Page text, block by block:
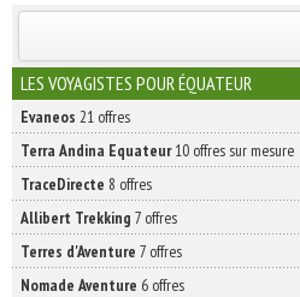
INSCRIVEZ-VOUS | ABONNEZ-VOUS
LES VOYAGISTES POUR ÉQUATEUR
Evaneos 21 offres
Terra Andina Equateur10 offres sur mesure
TraceDirecte 8 offres
Allibert Trekking 7 offres
Terres d'Aventure 7 offres
Nomade Aventure 6 offres